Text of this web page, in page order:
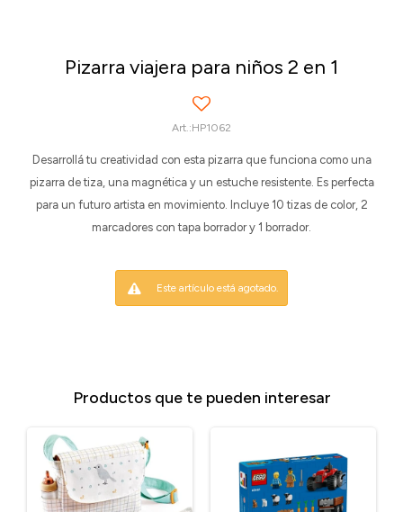
Pizarra viajera para niños 2 en 1
HP1062
Desarrollá tu creatividad con esta pizarra que funciona como una
pizarra de tiza, una magnética y un estuche resistente. Es perfecta
para un futuro artista en movimiento. Incluye 10 tizas de color, 2
marcadores con tapa borrador y 1 borrador.
Este artículo está agotado.
Productos que te pueden interesar